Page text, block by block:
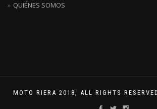
QUIÉNES SOMOS
MOTO RIERA 2018, ALL RIGHTS